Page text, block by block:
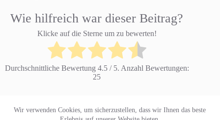
Wir verwenden Cookies, um sicherzustellen, dass wir Ihnen das beste
Wie hilfreich war dieser Beitrag?
Klicke auf die Sterne um zu bewerten!
Durchschnittliche Bewertung 4.5/ 5. Anzahl Bewertungen:
25
Datenschutzerklärung Impressum